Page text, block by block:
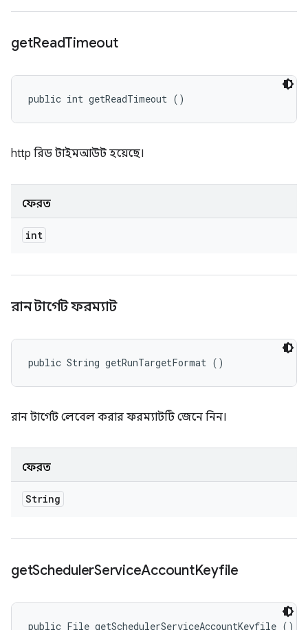
getReadTimeout
public int getReadTimeout ()
http রিড টাইমআউট হয়েছে।
ফেরত
int
রান টার্গেট ফরম্যাট
public String getRunTargetFormat ()
রান টার্গেট লেবেল করার ফরম্যাটটি জেনে নিন।
ফেরত
String
getSchedulerServiceAccountKeyfile
public File getSchedulerServiceAccountKeyfile ()